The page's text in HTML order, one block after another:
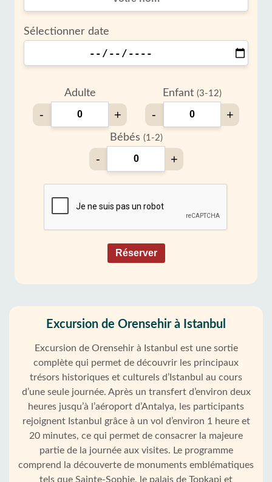
Sélectionner date
Adulte
- +
Enfant (3-12)
- +
Bébés (1-2)
- +
Réserver
Excursion de Orensehir à Istanbul
Excursion de Orensehir à Istanbul est une sortie
complète qui permet de découvrir les principaux
trésors historiques et culturels d’Istanbul au cours
d’une seule journée. Après un transfert d’environ deux
heures jusqu’à l’aéroport d’Antalya, les participants
rejoignent Istanbul grâce à un vol d’environ 1 heure et
20 minutes, ce qui permet de consacrer la majeure
partie de la journée aux visites. Le programme
comprend la découverte de monuments emblématiques
tels que Sainte-Sophie, le palais de Topkapi et